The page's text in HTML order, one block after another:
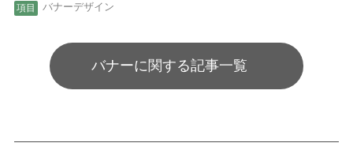
バナーデザイン
バナーに関する記事一覧